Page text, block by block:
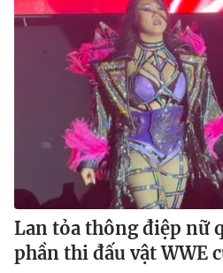
Lan tỏa thông điệp nữ
phần thi đấu vật WWE